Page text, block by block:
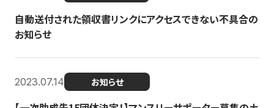
自動送付された領収書リンクにアクセスできない不具合の
お知らせ
2023.07.14 お知らせ